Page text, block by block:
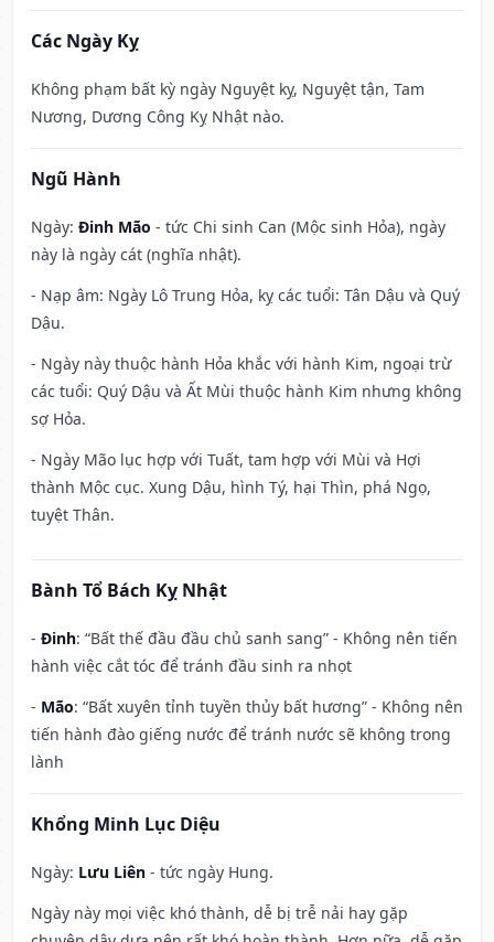
Các Ngày Kỵ
Không phạm bất kỳ ngày Nguyệt kỵ, Nguyệt tận, Tam
Nương, Dương Công Kỵ Nhật nào.
Ngũ Hành
Ngày: Đinh Mão - tức Chi sinh Can (Mộc sinh Hỏa), ngày
này là ngày cát (nghĩa nhật).
- Nạp âm: Ngày Lô Trung Hỏa, kỵ các tuổi: Tân Dậu và Quý
Dậu.
- Ngày này thuộc hành Hỏa khắc với hành Kim, ngoại trừ
các tuổi: Quý Dậu và Ất Mùi thuộc hành Kim nhưng không
sợ Hỏa.
- Ngày Mão lục hợp với Tuất, tam hợp với Mùi và Hợi
thành Mộc cục. Xung Dậu, hình Tý, hại Thìn, phá Ngọ,
tuyệt Thân.
Bành Tổ Bách Kỵ Nhật
- Đinh: “Bất thế đầu đầu chủ sanh sang” - Không nên tiến
hành việc cắt tóc để tránh đầu sinh ra nhọt
- Mão: “Bất xuyên tỉnh tuyền thủy bất hương” - Không nên
tiến hành đào giếng nước để tránh nước sẽ không trong
lành
Khổng Minh Lục Diệu
Ngày: Lưu Liên - tức ngày Hung.
Ngày này mọi việc khó thành, dễ bị trễ nải hay gặp